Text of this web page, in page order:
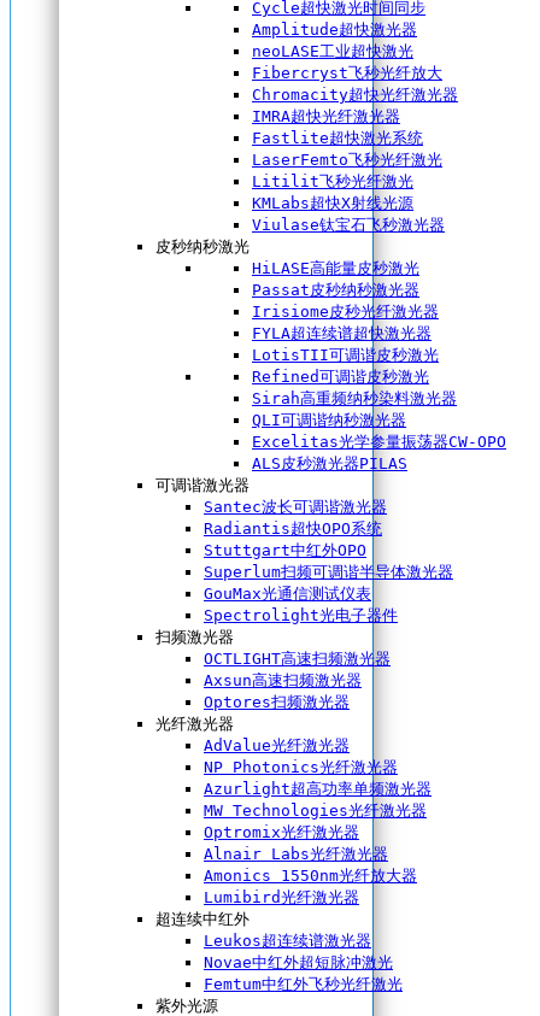
Cycle超快激光时间同步
Amplitude超快激光器
neoLASE工业超快激光
Fibercryst飞秒光纤放大
Chromacity超快光纤激光器
IMRA超快光纤激光器
Fastlite超快激光系统
LaserFemto飞秒光纤激光
Litilit飞秒光纤激光
KMLabs超快X射线光源
Viulase钛宝石飞秒激光器
皮秒纳秒激光
HiLASE高能量皮秒激光
Passat皮秒纳秒激光器
Irisiome皮秒光纤激光器
FYLA超连续谱超快激光器
LotisTII可调谐皮秒激光
Refined可调谐皮秒激光
Sirah高重频纳秒染料激光器
QLI可调谐纳秒激光器
Excelitas光学参量振荡器CW-OPO
ALS皮秒激光器PILAS
可调谐激光器
Santec波长可调谐激光器
Radiantis超快OPO系统
Stuttgart中红外OPO
Superlum扫频可调谐半导体激光器
GouMax光通信测试仪表
Spectrolight光电子器件
扫频激光器
OCTLIGHT高速扫频激光器
Axsun高速扫频激光器
Optores扫频激光器
光纤激光器
AdValue光纤激光器
NP Photonics光纤激光器
Azurlight超高功率单频激光器
MW Technologies光纤激光器
Optromix光纤激光器
Alnair Labs光纤激光器
Amonics 1550nm光纤放大器
Lumibird光纤激光器
超连续中红外
Leukos超连续谱激光器
Novae中红外超短脉冲激光
Femtum中红外飞秒光纤激光
紫外光源